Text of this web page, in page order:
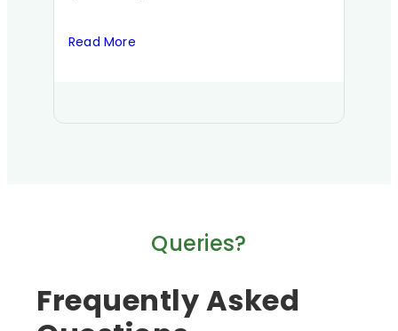
Read More
Queries?
Frequently Asked